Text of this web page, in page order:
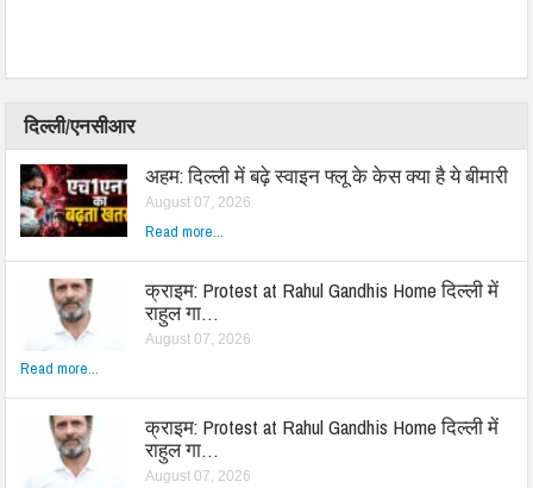
दिल्ली/एनसीआर
अहम: दिल्ली में बढ़े स्वाइन फ्लू के केस क्या है ये बीमारी
August 07, 2026
Read more...
क्राइम: Protest at Rahul Gandhis Home दिल्ली में
राहुल गा…
August 07, 2026
Read more...
क्राइम: Protest at Rahul Gandhis Home दिल्ली में
राहुल गा…
August 07, 2026